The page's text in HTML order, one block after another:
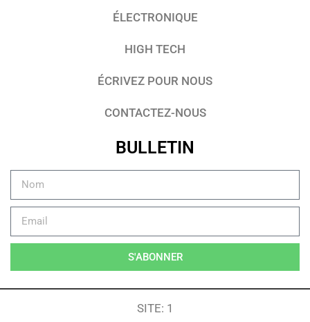
ÉLECTRONIQUE
HIGH TECH
ÉCRIVEZ POUR NOUS
CONTACTEZ-NOUS
BULLETIN
S'ABONNER
SITE: 1